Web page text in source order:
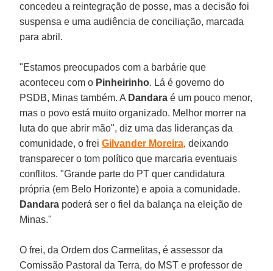
concedeu a reintegração de posse, mas a decisão foi
suspensa e uma audiência de conciliação, marcada
para abril.
"Estamos preocupados com a barbárie que
aconteceu com o Pinheirinho. Lá é governo do
PSDB, Minas também. A Dandaraé um pouco menor,
mas o povo está muito organizado. Melhor morrer na
luta do que abrir mão", diz uma das lideranças da
comunidade, o freiGilvander Moreira, deixando
transparecer o tom político que marcaria eventuais
conflitos. "Grande parte do PT quer candidatura
própria (em Belo Horizonte) e apoia a comunidade.
Dandara poderá ser o fiel da balança na eleição de
Minas."
O frei, da Ordem dos Carmelitas, é assessor da
Comissão Pastoral da Terra, do MST e professor de